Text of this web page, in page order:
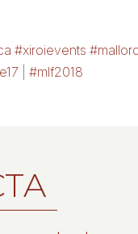
#xiroievents
|#mlf2018